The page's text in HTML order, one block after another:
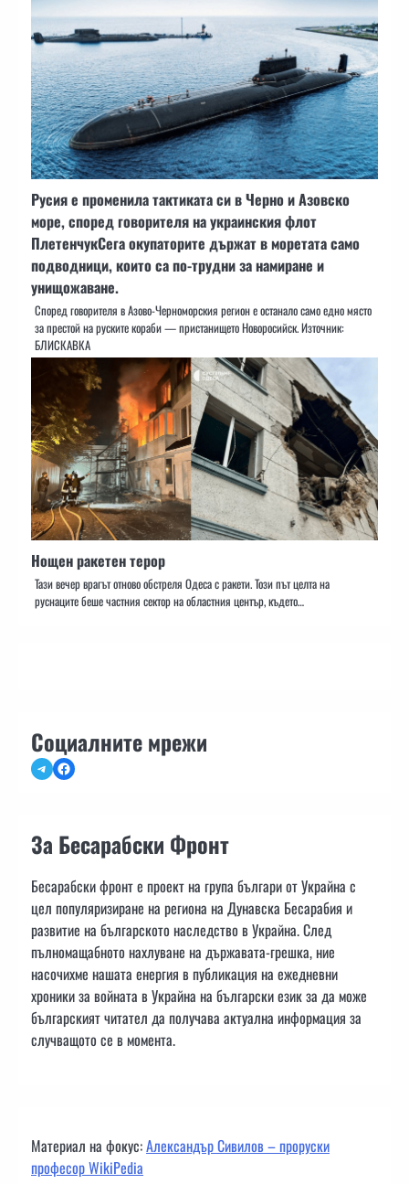
Русия е променила тактиката си в Черно и Азовско
море, според говорителя на украинския флот
ПлетенчукСега окупаторите държат в моретата само
подводници, които са по-трудни за намиране и
унищожаване.
Според говорителя в Азово-Черноморския регион е останало само едно място
за престой на руските кораби — пристанището Новоросийск. Източник:
БЛИСКАВКА
Нощен ракетен терор
Тази вечер врагът отново обстреля Одеса с ракети. Този път целта на
руснаците беше частния сектор на областния център, където…
Социалните мрежи
TelegramFacebook
За Бесарабски Фронт
Бесарабски фронт е проект на група българи от Украйна с
цел популяризиране на региона на Дунавска Бесарабия и
развитие на българското наследство в Украйна. След
пълномащабното нахлуване на държавата-грешка, ние
насочихме нашата енергия в публикация на ежедневни
хроники за войната в Украйна на български език за да може
българският читател да получава актуална информация за
случващото се в момента.
Материал на фокус:Александър Сивилов – проруски
професор WikiPedia